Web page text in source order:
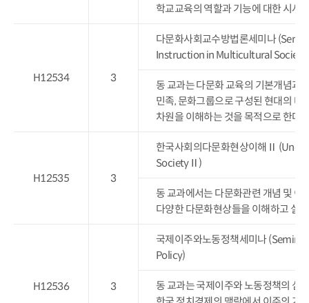
학교교육의 역할과 기능에 대한 시사
H12534 3
다문화사회교수방법론세미나
Instruction in Multicultural Society)
동 교과는 다문화 교육의 기본개념과
민족, 문화그룹으로 구성된 현대의 다
차원을 이해하는 것을 목적으로 한다.
H12535 3
한국사회의다문화현상이해Ⅱ
SocietyⅡ)
동 교과에서는 다문화관련 개념 및 이
다양한 다문화현상들을 이해하고 실
H12536 3
국제이주와노동정책세미나
Policy)
동 교과는 국제이주와 노동정책의 심